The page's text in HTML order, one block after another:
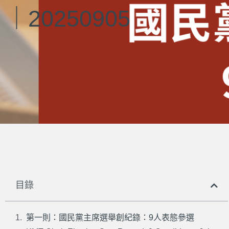
｜20250905
目錄
第一則：國民黨主席選舉創紀錄：9人表態參選